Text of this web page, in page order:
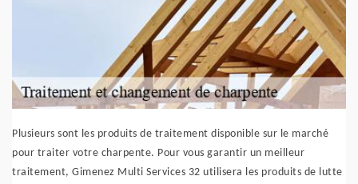
Plusieurs sont les produits de traitement disponible sur le marché
pour traiter votre charpente. Pour vous garantir un meilleur
traitement, Gimenez Multi Services 32 utilisera les produits de lutte